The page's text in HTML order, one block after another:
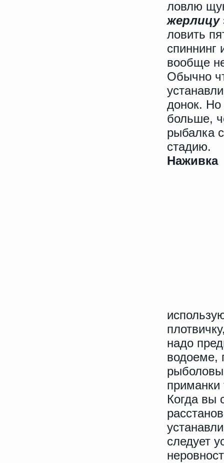
ловлю
жерлицу
ловить
спиннинг
вообще
Обычно
донок. Но
больше,
рыбалка
стадию.
Наживка
надо
водоеме,
рыболовы
Когда вы
следует